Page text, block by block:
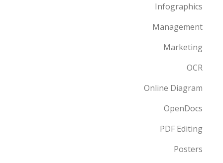
Infographics
Management
Marketing
OCR
Online Diagram
OpenDocs
PDF Editing
Posters